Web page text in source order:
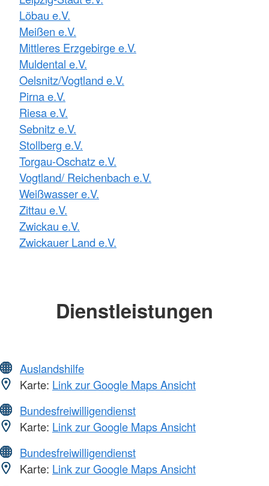
Löbau e.V.
Meißen e.V.
Mittleres Erzgebirge e.V.
Muldental e.V.
Oelsnitz/Vogtland e.V.
Pirna e.V.
Riesa e.V.
Sebnitz e.V.
Stollberg e.V.
Torgau-Oschatz e.V.
Vogtland/ Reichenbach e.V.
Weißwasser e.V.
Zittau e.V.
Zwickau e.V.
Zwickauer Land e.V.
Dienstleistungen
Auslandshilfe
Karte: Link zur Google Maps Ansicht
Bundesfreiwilligendienst
Karte: Link zur Google Maps Ansicht
Bundesfreiwilligendienst
Karte: Link zur Google Maps Ansicht